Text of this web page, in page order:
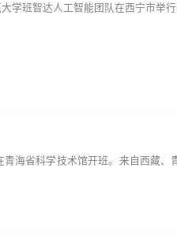
学班智达人工智能团队在西宁市举行
海省科学技术馆开班。来自西藏